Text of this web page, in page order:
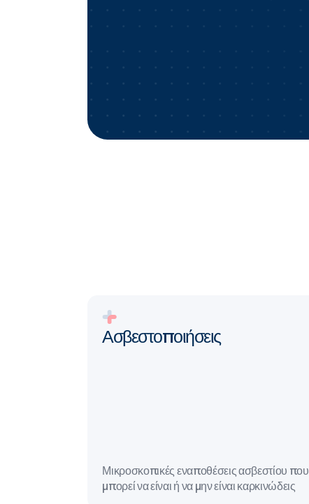
Ασβεστοποιήσεις
Μικροσκοπικές εναποθέσεις ασβεστίου που
μπορεί να είναι ή να μην είναι καρκινώδεις